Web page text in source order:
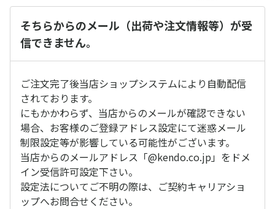
そちらからのメール（出荷や注文情報等）が受
信できません。
ご注文完了後当店ショップシステムにより自動配信
されております。
にもかかわらず、当店からのメールが確認できない
場合、お客様のご登録アドレス設定にて迷惑メール
制限設定等が影響している可能性がございます。
当店からのメールアドレス「@kendo.co.jp」をドメ
イン受信許可設定下さい。
設定法についてご不明の際は、ご契約キャリアショ
ップへお問合せください。